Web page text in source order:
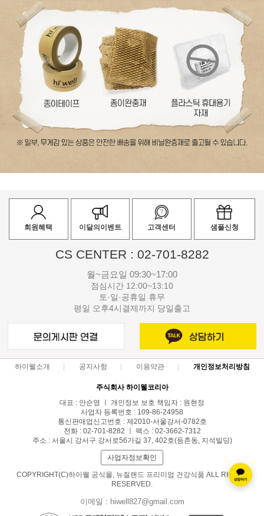
회원혜택 이달의이벤트 고객센터 샘플신청
CS CENTER : 02-701-8282
월~금요일 09:30~17:00
점심시간 12:00~13:10
토·일·공휴일 휴무
평일 오후4시결제까지 당일출고
하이웰소개 공지사항 이용약관 개인정보처리방침
주식회사 하이웰코리아
대표 : 안순영 ㅣ 개인정보 보호 책임자 : 원현정
사업자 등록번호 : 109-86-24958
통신판매업신고번호 : 제2010-서울강서-0782호
전화 : 02-701-8282 ㅣ 팩스 : 02-3662-7312
주소 : 서울시 강서구 강서로56가길 37, 402호(등촌동, 지석빌딩)
사업자정보확인
COPYRIGHT(C)하이웰 공식몰, 뉴질랜드 프리미엄 건강식품 ALL RIGHTS
RESERVED.
이메일 : hiwell827@gmail.com